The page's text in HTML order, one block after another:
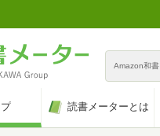
Amazon和書
読書メーターとは